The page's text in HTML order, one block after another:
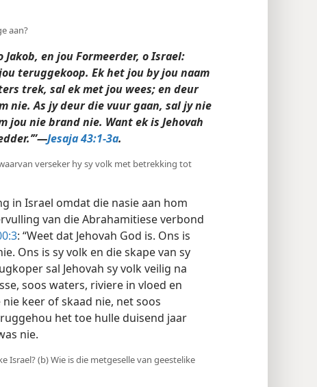
aan?
Jakob, en jou Formeerder, o Israel:
teruggekoop. Ek het jou by jou naam
trek, sal ek met jou wees; en deur
nie. As jy deur die vuur gaan, sal jy nie
jou nie brand nie. Want ek is Jehovah
Jesaja 43:1-3a.
verseker hy sy volk met betrekking tot
in Israel omdat die nasie aan hom
van die Abrahamitiese verbond
: “Weet dat Jehovah God is. Ons is
Ons is sy volk en die skape van sy
sal Jehovah sy volk veilig na
soos waters, riviere in vloed en
keer of skaad nie, net soos
het toe hulle duisend jaar
nie.
Israel? (b) Wie is die metgeselle van geestelike